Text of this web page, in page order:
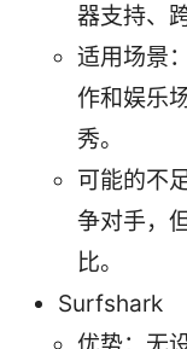
器支持、
适用场景
作和娱乐
秀。
可能的不
争对手，
比。
Surfshark